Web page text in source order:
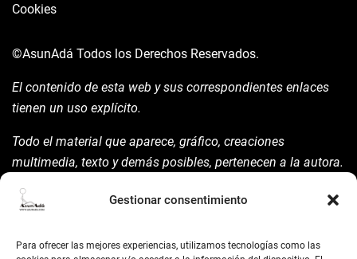
Gestionar consentimiento
Para ofrecer las mejores experiencias, utilizamos tecnologías como las
Cookies
©AsunAdá Todos los Derechos Reservados.
El contenido de esta web y sus correspondientes enlaces
tienen un uso explícito.
Todo el material que aparece, gráfico, creaciones
multimedia, texto y demás posibles, pertenecen a la autora.
la mism para ello.